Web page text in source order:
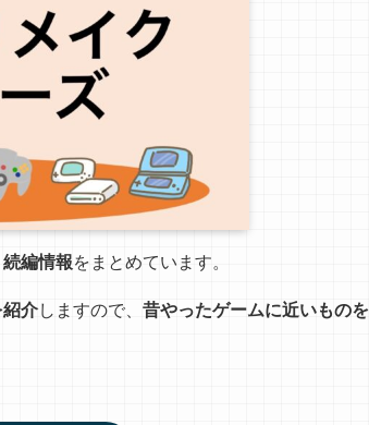
編情報をまとめています。
介しますので、 昔やったゲームに近いものを